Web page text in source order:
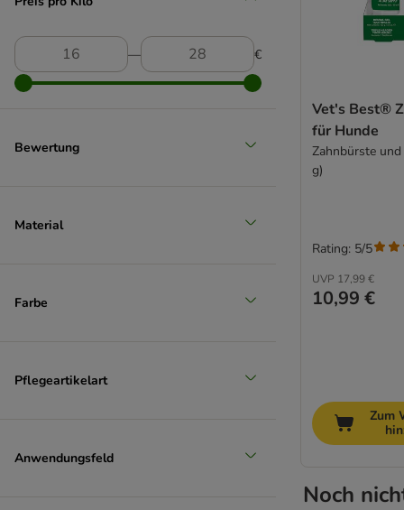
― €
Bewertung
Material
Farbe
Pflegeartikelart
Anwendungsfeld
Vet's Best®
für Hunde
Zahnbürste
g)
UVP 17,99 €
10,99 €
Rating: 5/5
Zum
Noch